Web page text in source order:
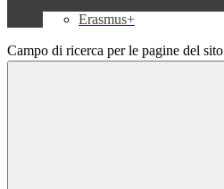
Erasmus+
Campo di ricerca per le pagine del sito